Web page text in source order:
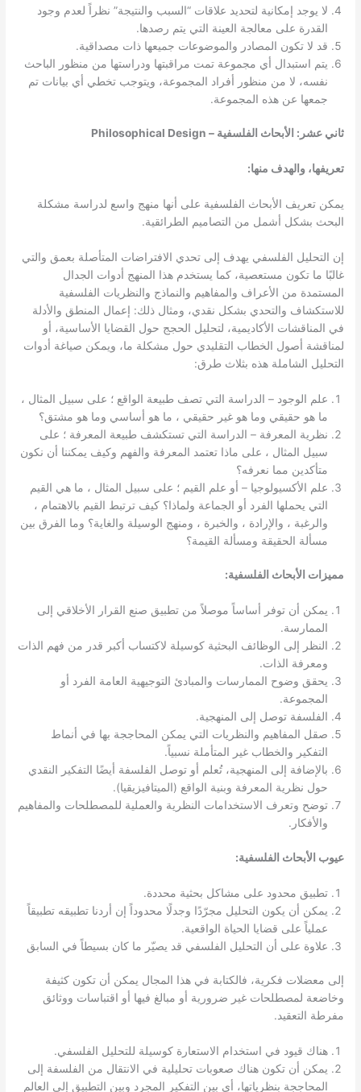
لا يوجد إمكانية لتحديد علاقات “السبب والنتيجة” نظراً لعدم وجود
القدرة على معالجة العينة التي يتم رصدها.
قد لا تكون المصادر والموضوعات جميعها ذات مصداقية.
يتم استبدال أي مجموعة تمت مراقبتها ودراستها من منظور الباحث
نفسه، لا من منظور أفراد المجموعة، ويتوجب تخطي أي بيانات تم
جمعها عن هذه المجموعة.
ثاني عشر: الأبحاث الفلسفية – Philosophical Design
تعريفها، والهدف منها:
يمكن تعريف الأبحاث الفلسفية على أنها منهج واسع لدراسة مشكلة
البحث بشكل أشمل من التصاميم الطرائقية.
إن التحليل الفلسفي يهدف إلى تحدي الافتراضات المتأصلة بعمق والتي
غالبًا ما تكون مستعصية، كما يستخدم هذا المنهج أدوات الجدال
المستمدة من الأعراف والمفاهيم والنماذج والنظريات الفلسفية
للاستكشاف والتحدي بشكل نقدي، ومثال ذلك: إعمال المنطق والأدلة
في المناقشات الأكاديمية، لتحليل الحجج حول القضايا الأساسية، أو
لمناقشة أصول الخطاب التقليدي حول مشكلة ما، ويمكن صياغة أدوات
التحليل الشاملة هذه بثلاث طرق:
علم الوجود – الدراسة التي تصف طبيعة الواقع ؛ على سبيل المثال ،
ما هو حقيقي وما هو غير حقيقي ، ما هو أساسي وما هو مشتق؟
نظرية المعرفة – الدراسة التي تستكشف طبيعة المعرفة ؛ على
سبيل المثال ، على ماذا تعتمد المعرفة والفهم وكيف يمكننا أن نكون
متأكدين مما نعرفه؟
علم الأكسيولوجيا – أو علم القيم ؛ على سبيل المثال ، ما هي القيم
التي يحملها الفرد أو الجماعة ولماذا؟ كيف ترتبط القيم بالاهتمام ،
والرغبة ، والإرادة ، والخبرة ، ومنهج الوسيلة والغاية؟ وما الفرق بين
مسألة الحقيقة ومسألة القيمة؟
مميزات الأبحاث الفلسفية:
يمكن أن توفر أساساً موصلاً من تطبيق صنع القرار الأخلاقي إلى
الممارسة.
النظر إلى الوظائف البحثية كوسيلة لاكتساب أكبر قدر من فهم الذات
ومعرفة الذات.
يحقق وضوح الممارسات والمبادئ التوجيهية العامة الفرد أو
المجموعة.
الفلسفة توصل إلى المنهجية.
صقل المفاهيم والنظريات التي يمكن المحاججة بها في أنماط
التفكير والخطاب غير المتأملة نسبياً.
بالإضافة إلى المنهجية، تُعلم أو توصل الفلسفة أيضًا التفكير النقدي
حول نظرية المعرفة وبنية الواقع (الميتافيزيقيا).
توضح وتعرف الاستخدامات النظرية والعملية للمصطلحات والمفاهيم
والأفكار.
عيوب الأبحاث الفلسفية:
تطبيق محدود على مشاكل بحثية محددة.
يمكن أن يكون التحليل مجرّدًا وجدلًا محدوداً إن أردنا تطبيقه تطبيقاً
عملياً على قضايا الحياة الواقعية.
علاوة على أن التحليل الفلسفي قد يصيّر ما كان بسيطاً في السابق
إلى معضلات فكرية، فالكتابة في هذا المجال يمكن أن تكون كثيفة
وخاضعة لمصطلحات غير ضرورية أو مبالغ فيها أو اقتباسات ووثائق
مفرطة التعقيد.
هناك قيود في استخدام الاستعارة كوسيلة للتحليل الفلسفي.
يمكن أن تكون هناك صعوبات تحليلية في الانتقال من الفلسفة إلى
المحاججة بنظرياتها، أي بين التفكير المجرد وبين التطبيق إلى العالم